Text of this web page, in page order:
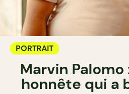
PORTRAIT
Marvin
honnête qui a